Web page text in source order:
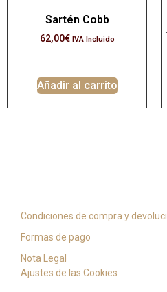
Sartén Cobb
62,00€ IVA Incluido
Añadir al carrito
Condiciones de compra y
Formas de pago
Nota Legal
Ajustes de las Cookies